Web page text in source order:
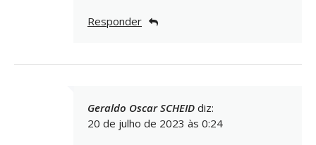
Responder
Geraldo Oscar SCHEID diz:
20 de julho de 2023 às 0:24